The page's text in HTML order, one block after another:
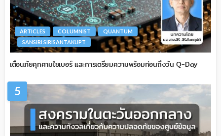
ARTICLES COLUMNIST
QUANTUM
SANSIRI SIRISANTAKUPT
เตือนภัยคุกคามไซเบอร์ และการเตรียมความพร้อมก่อนถึงวัน Q-Day
5